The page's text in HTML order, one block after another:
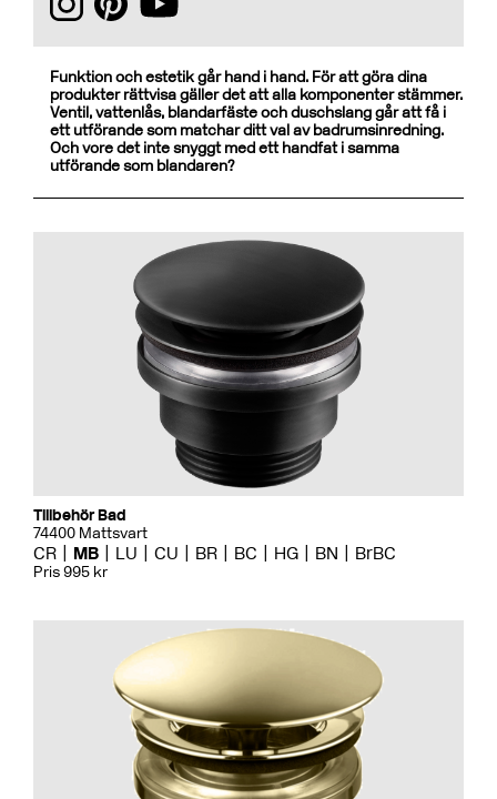
Funktion och estetik går hand i hand. För att göra dina
produkter rättvisa gäller det att alla komponenter stämmer.
Ventil, vattenlås, blandarfäste och duschslang går att få i
ett utförande som matchar ditt val av badrumsinredning.
Och vore det inte snyggt med ett handfat i samma
utförande som blandaren?
Tillbehör Bad
74400 Mattsvart
CR MB LU CU BR BC HG BN BrBC
Pris 995 kr